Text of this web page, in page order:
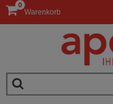
Warenkorb
0